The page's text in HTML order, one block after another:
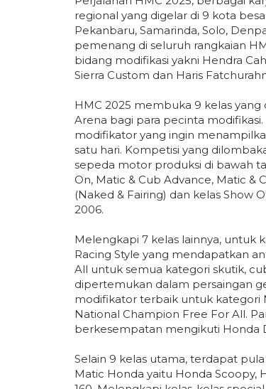
regional yang digelar di 9 kota
Pekanbaru, Samarinda, Solo,
pemenang di seluruh rangkaian
bidang modifikasi yakni Hendra
Sierra Custom dan Haris
HMC 2025 membuka 9 kelas
Arena bagi para pecinta
modifikator yang ingin
satu hari. Kompetisi yang
sepeda motor produksi di bawah
On, Matic & Cub Advance, Matic &
(Naked & Fairing) dan kelas Show
2006.
Melengkapi 7 kelas lainnya, untuk
Racing Style yang mendapatkan
All untuk semua kategori skutik,
dipertemukan dalam persaingan
modifikator terbaik untuk kategori
National Champion Free For All.
berkesempatan mengikuti Honda
Selain 9 kelas utama, terdapat
Matic Honda yaitu Honda Scoopy,